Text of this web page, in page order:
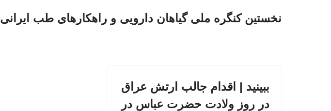
نخستین کنگره ملی گیاهان دارویی و راهکارهای طب ایرانی
ببینید | اقدام جالب ارتش عراق
در روز ولادت حضرت عباس در